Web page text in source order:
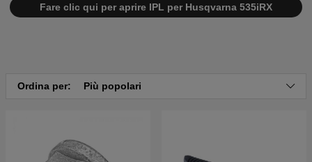
Fare clic qui per aprire IPL per Husqvarna 535iRX
Ordina per: Più popolari